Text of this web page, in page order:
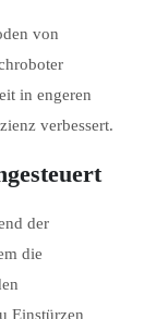
von
in engeren
verbessert.
der
die
Einstürzen